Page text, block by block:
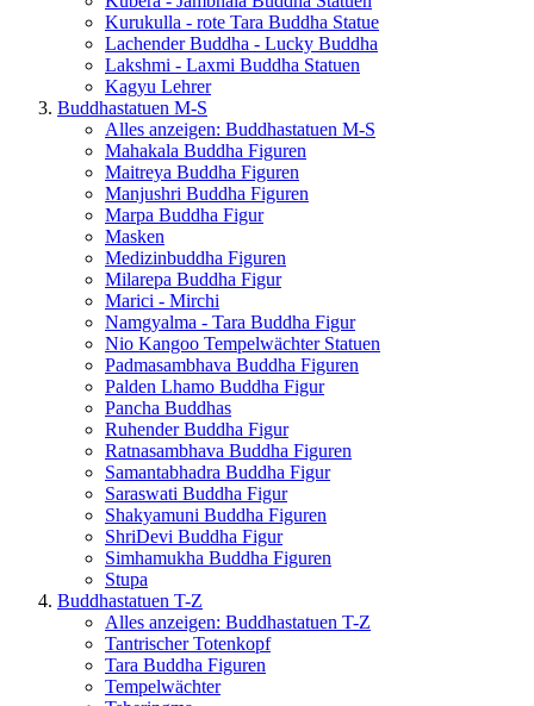
Kurukulla - rote Tara Buddha Statue
Lachender Buddha - Lucky Buddha
Lakshmi - Laxmi Buddha Statuen
Kagyu Lehrer
Buddhastatuen M-S
Alles anzeigen: Buddhastatuen M-S
Mahakala Buddha Figuren
Maitreya Buddha Figuren
Manjushri Buddha Figuren
Marpa Buddha Figur
Masken
Medizinbuddha Figuren
Milarepa Buddha Figur
Marici - Mirchi
Namgyalma - Tara Buddha Figur
Nio Kangoo Tempelwächter Statuen
Padmasambhava Buddha Figuren
Palden Lhamo Buddha Figur
Pancha Buddhas
Ruhender Buddha Figur
Ratnasambhava Buddha Figuren
Samantabhadra Buddha Figur
Saraswati Buddha Figur
Shakyamuni Buddha Figuren
ShriDevi Buddha Figur
Simhamukha Buddha Figuren
Stupa
Buddhastatuen T-Z
Alles anzeigen: Buddhastatuen T-Z
Tantrischer Totenkopf
Tara Buddha Figuren
Tempelwächter